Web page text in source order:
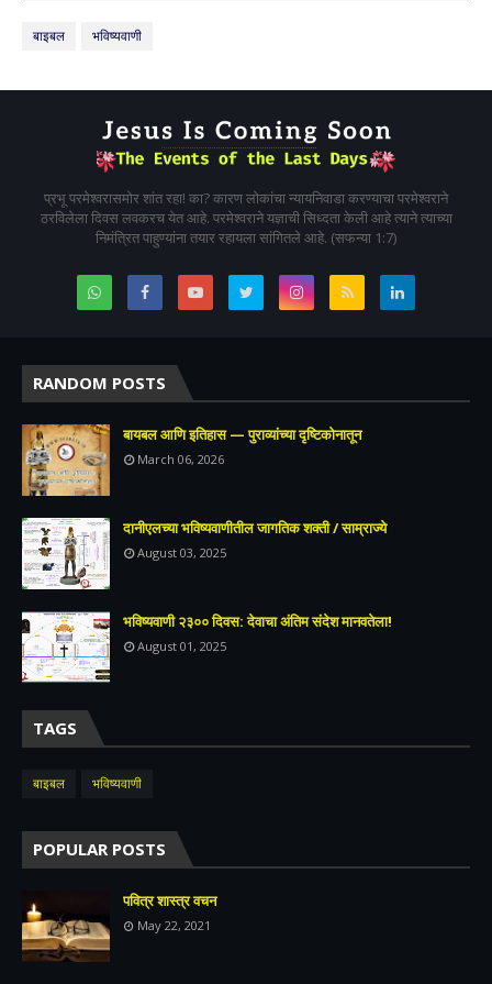
बाइबल भविष्यवाणी
प्रभू परमेश्वरासमोर शांत रहा! का? कारण लोकांचा न्यायनिवाडा करण्याचा परमेश्वराने
ठरविलेला दिवस लवकरच येत आहे. परमेश्वराने यज्ञाची सिध्दता केली आहे त्याने त्याच्या
निमंत्रित पाहुण्यांना तयार रहायला सांगितले आहे. (सफन्या 1:7)
RANDOM POSTS
बायबल आणि इतिहास — पुराव्यांच्या दृष्टिकोनातून
March 06, 2026
दानीएलच्या भविष्यवाणीतील जागतिक शक्ती / साम्राज्ये
August 03, 2025
भविष्यवाणी २३०० दिवस: देवाचा अंतिम संदेश मानवतेला!
August 01, 2025
TAGS
बाइबल भविष्यवाणी
POPULAR POSTS
पवित्र शास्त्र वचन
May 22, 2021